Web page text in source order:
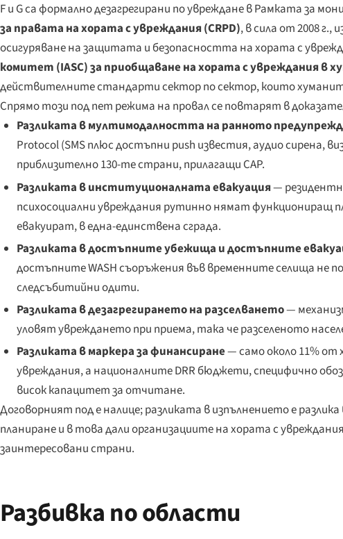
F и G са формално дезагрегирани по увреждане в Рамката за
за правата на хората с увреждания (CRPD), в сила от 2008
осигуряване на защитата и безопасността на хората с
комитет (IASC) за приобщаване на хората с увреждания в
действителните стандарти сектор по сектор, които
Спрямо този под пет режима на провал се повтарят в
Разликата в мултимодалността на ранното
Protocol (SMS плюс достъпни push известия, аудио сирена,
приблизително 130-те страни, прилагащи CAP.
Разликата в институционалната евакуация—
психосоциални увреждания рутинно нямат функциониращ
евакуират, в една-единствена сграда.
Разликата в достъпните убежища и достъпните
достъпните WASH съоръжения във временните селища не
следсъбитийни одити.
Разликата в дезагрегирането на разселването—
уловят увреждането при приема, така че разселеното
Разликата в маркера за финансиране— само около 11%
увреждания, а националните DRR бюджети, специфично
висок капацитет за отчитане.
Договорният под е налице; разликата в изпълнението е
планиране и в това дали организациите на хората с
заинтересовани страни.
Разбивка по области